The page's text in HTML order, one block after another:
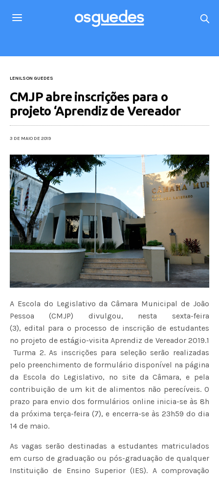
LENILSON GUEDES
CMJP abre inscrições para o
projeto ‘Aprendiz de Vereador
3 DE MAIO DE 2019
A Escola do Legislativo da Câmara Municipal de João
Pessoa (CMJP) divulgou, nesta sexta-feira
(3), edital para o processo de inscrição de estudantes
no projeto de estágio-visita Aprendiz de Vereador 2019.1
 Turma 2. As inscrições para seleção serão realizadas
pelo preenchimento de formulário disponível na página
da Escola do Legislativo, no site da Câmara, e pela
contribuição de um kit de alimentos não perecíveis. O
prazo para envio dos formulários online inicia-se às 8h
da próxima terça-feira (7), e encerra-se às 23h59 do dia
14 de maio.
As vagas serão destinadas a estudantes matriculados
em curso de graduação ou pós-graduação de qualquer
Instituição de Ensino Superior (IES). A comprovação